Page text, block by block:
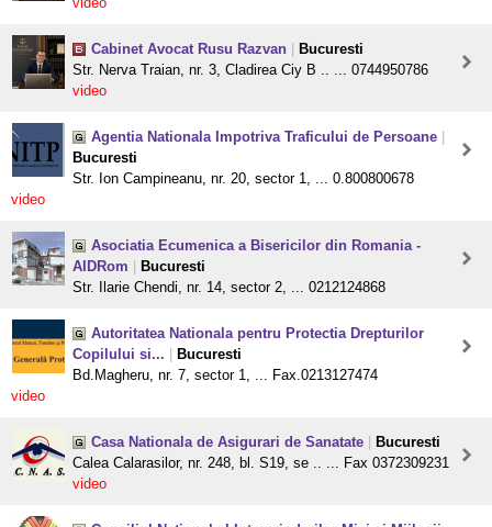
Cabinet Avocat Rusu Razvan
Bucuresti
Str. Nerva Traian, nr. 3, Cladirea Ciy B .. ... 0744950786
video
Agentia Nationala Impotriva Traficului de Persoane
Bucuresti
Str. Ion Campineanu, nr. 20, sector 1, ... 0.800800678
video
Asociatia Ecumenica a Bisericilor din Romania -
AIDRom
Bucuresti
Str. Ilarie Chendi, nr. 14, sector 2, ... 0212124868
Autoritatea Nationala pentru Protectia Drepturilor
Copilului si...
Bucuresti
Bd.Magheru, nr. 7, sector 1, ... Fax.0213127474
video
Casa Nationala de Asigurari de Sanatate
Bucuresti
Calea Calarasilor, nr. 248, bl. S19, se .. ... Fax 0372309231
video